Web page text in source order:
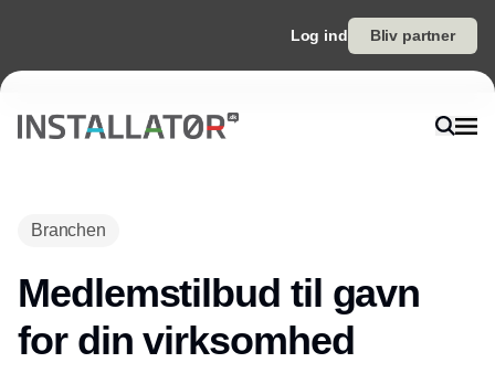
Log ind Bliv partner
Branchen
Medlemstilbud til gavn
for din virksomhed